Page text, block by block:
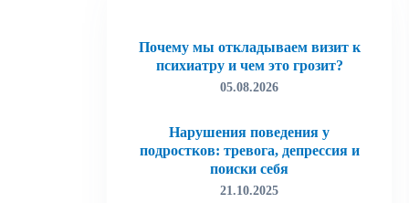
Почему мы откладываем визит к
психиатру и чем это грозит?
05.08.2026
Нарушения поведения у
подростков: тревога, депрессия и
поиски себя
21.10.2025